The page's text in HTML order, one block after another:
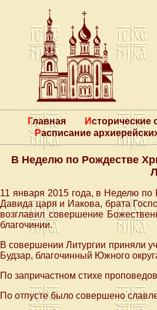
Главная Исторические
Расписание
В Неделю по Рождестве
11 января 2015 года, в Неделю
Давида царя и Иакова, брата
возглавил совершение
благочинии.
В совершении Литургии приняли
Будзар, благочинный Южного
По запричастном стихе
По отпусте было совершено